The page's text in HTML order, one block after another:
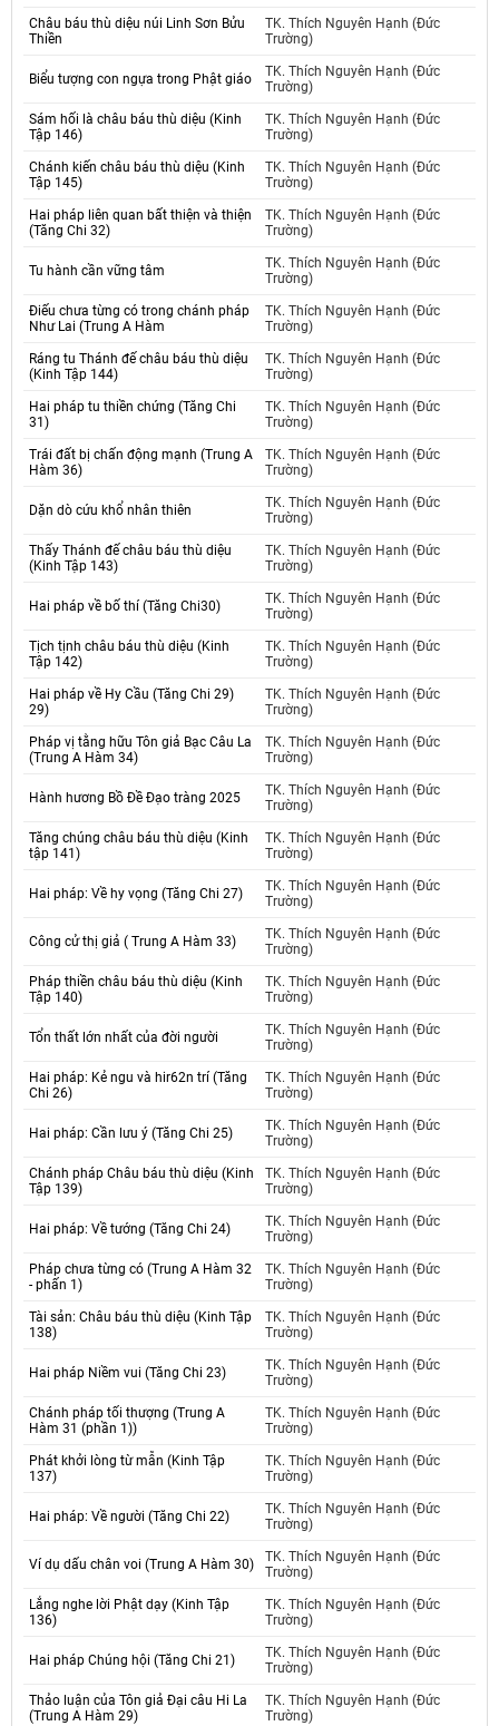
Châu báu thù diệu núi Linh Sơn Bửu
Thiền
TK. Thích Nguyên Hạnh (Đức
Trường)
Biểu tượng con ngựa trong Phật giáo
TK. Thích Nguyên Hạnh (Đức
Trường)
Sám hối là châu báu thù diệu (Kinh
Tập 146)
TK. Thích Nguyên Hạnh (Đức
Trường)
Chánh kiến châu báu thù diệu (Kinh
Tập 145)
TK. Thích Nguyên Hạnh (Đức
Trường)
Hai pháp liên quan bất thiện và thiện
(Tăng Chi 32)
TK. Thích Nguyên Hạnh (Đức
Trường)
Tu hành cần vững tâm
TK. Thích Nguyên Hạnh (Đức
Trường)
Điếu chưa từng có trong chánh pháp
Như Lai (Trung A Hàm
TK. Thích Nguyên Hạnh (Đức
Trường)
Ráng tu Thánh đế châu báu thù diệu
(Kinh Tập 144)
TK. Thích Nguyên Hạnh (Đức
Trường)
Hai pháp tu thiền chứng (Tăng Chi
31)
TK. Thích Nguyên Hạnh (Đức
Trường)
Trái đất bị chấn động mạnh (Trung A
Hàm 36)
TK. Thích Nguyên Hạnh (Đức
Trường)
Dặn dò cứu khổ nhân thiên
TK. Thích Nguyên Hạnh (Đức
Trường)
Thấy Thánh đế châu báu thù diệu
(Kinh Tập 143)
TK. Thích Nguyên Hạnh (Đức
Trường)
Hai pháp về bố thí (Tăng Chi30)
TK. Thích Nguyên Hạnh (Đức
Trường)
Tịch tịnh châu báu thù diệu (Kinh
Tập 142)
TK. Thích Nguyên Hạnh (Đức
Trường)
Hai pháp về Hy Cầu (Tăng Chi 29)
29)
TK. Thích Nguyên Hạnh (Đức
Trường)
Pháp vị tằng hữu Tôn giả Bạc Câu La
(Trung A Hàm 34)
TK. Thích Nguyên Hạnh (Đức
Trường)
Hành hương Bồ Đề Đạo tràng 2025
TK. Thích Nguyên Hạnh (Đức
Trường)
Tăng chúng châu báu thù diệu (Kinh
tập 141)
TK. Thích Nguyên Hạnh (Đức
Trường)
Hai pháp: Về hy vọng (Tăng Chi 27)
TK. Thích Nguyên Hạnh (Đức
Trường)
Công cử thị giả ( Trung A Hàm 33)
TK. Thích Nguyên Hạnh (Đức
Trường)
Pháp thiền châu báu thù diệu (Kinh
Tập 140)
TK. Thích Nguyên Hạnh (Đức
Trường)
Tổn thất lớn nhất của đời người
TK. Thích Nguyên Hạnh (Đức
Trường)
Hai pháp: Kẻ ngu và hir62n trí (Tăng
Chi 26)
TK. Thích Nguyên Hạnh (Đức
Trường)
Hai pháp: Cần lưu ý (Tăng Chi 25)
TK. Thích Nguyên Hạnh (Đức
Trường)
Chánh pháp Châu báu thù diệu (Kinh
Tập 139)
TK. Thích Nguyên Hạnh (Đức
Trường)
Hai pháp: Về tướng (Tăng Chi 24)
TK. Thích Nguyên Hạnh (Đức
Trường)
Pháp chưa từng có (Trung A Hàm 32
- phấn 1)
TK. Thích Nguyên Hạnh (Đức
Trường)
Tài sản: Châu báu thù diệu (Kinh Tập
138)
TK. Thích Nguyên Hạnh (Đức
Trường)
Hai pháp Niềm vui (Tăng Chi 23)
TK. Thích Nguyên Hạnh (Đức
Trường)
Chánh pháp tối thượng (Trung A
Hàm 31 (phần 1))
TK. Thích Nguyên Hạnh (Đức
Trường)
Phát khởi lòng từ mẫn (Kinh Tập
137)
TK. Thích Nguyên Hạnh (Đức
Trường)
Hai pháp: Về người (Tăng Chi 22)
TK. Thích Nguyên Hạnh (Đức
Trường)
Ví dụ dấu chân voi (Trung A Hàm 30)
TK. Thích Nguyên Hạnh (Đức
Trường)
Lắng nghe lời Phật dạy (Kinh Tập
136)
TK. Thích Nguyên Hạnh (Đức
Trường)
Hai pháp Chúng hội (Tăng Chi 21)
TK. Thích Nguyên Hạnh (Đức
Trường)
Thảo luận của Tôn giả Đại câu Hi La
(Trung A Hàm 29)
TK. Thích Nguyên Hạnh (Đức
Trường)